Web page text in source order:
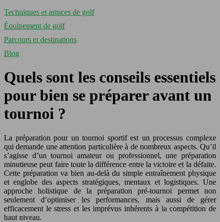
Techniques et astuces de golf
Équipement de golf
Parcours et destinations
Blog
Quels sont les conseils essentiels
pour bien se préparer avant un
tournoi ?
La préparation pour un tournoi sportif est un processus complexe
qui demande une attention particulière à de nombreux aspects. Qu’il
s’agisse d’un tournoi amateur ou professionnel, une préparation
minutieuse peut faire toute la différence entre la victoire et la défaite.
Cette préparation va bien au-delà du simple entraînement physique
et englobe des aspects stratégiques, mentaux et logistiques. Une
approche holistique de la préparation pré-tournoi permet non
seulement d’optimiser les performances, mais aussi de gérer
efficacement le stress et les imprévus inhérents à la compétition de
haut niveau.